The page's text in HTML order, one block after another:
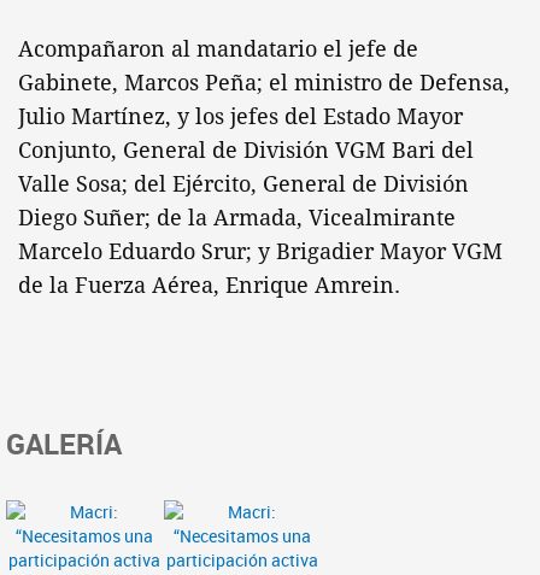
Acompañaron al mandatario el jefe de
Gabinete, Marcos Peña; el ministro de Defensa,
Julio Martínez, y los jefes del Estado Mayor
Conjunto, General de División VGM Bari del
Valle Sosa; del Ejército, General de División
Diego Suñer; de la Armada, Vicealmirante
Marcelo Eduardo Srur; y Brigadier Mayor VGM
de la Fuerza Aérea, Enrique Amrein.
GALERÍA